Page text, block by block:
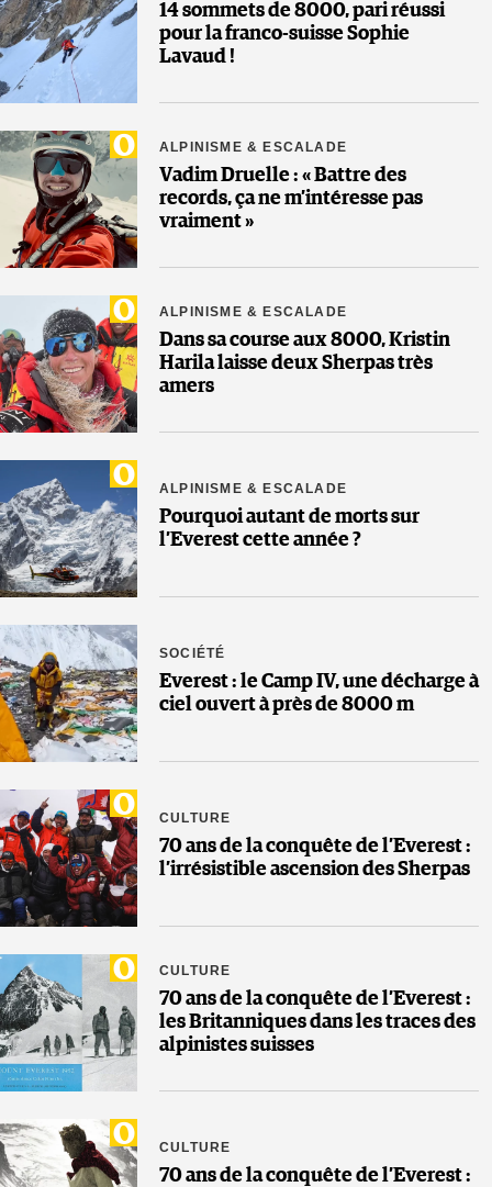
14 sommets de 8000, pari réussi
pour la franco-suisse Sophie
Lavaud !
ALPINISME & ESCALADE
Vadim Druelle : « Battre des
records, ça ne m’intéresse pas
vraiment »
ALPINISME & ESCALADE
Dans sa course aux 8000, Kristin
Harila laisse deux Sherpas très
amers
ALPINISME & ESCALADE
Pourquoi autant de morts sur
l’Everest cette année ?
SOCIÉTÉ
Everest : le Camp IV, une décharge à
ciel ouvert à près de 8000 m
CULTURE
70 ans de la conquête de l’Everest :
l’irrésistible ascension des Sherpas
CULTURE
70 ans de la conquête de l’Everest :
les Britanniques dans les traces des
alpinistes suisses
CULTURE
70 ans de la conquête de l’Everest :